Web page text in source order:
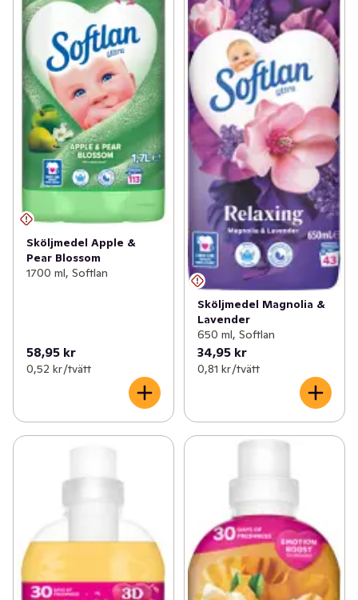
Sköljmedel Apple &
Pear Blossom
1700 ml, Softlan
58,95 kr
0,52 kr /tvätt
Sköljmedel Magnolia &
Lavender
650 ml, Softlan
34,95 kr
0,81 kr /tvätt